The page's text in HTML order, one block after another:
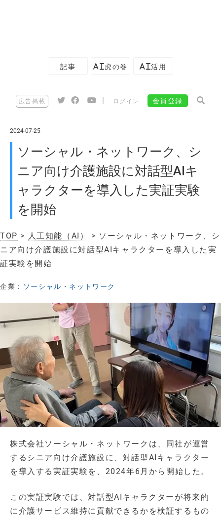
記事 AI虎の巻 AI活用
広告掲載 ログイン 会員登録
2024-07-25
ソーシャル・ネットワーク、シ
ニア向け介護施設に対話型AIキ
ャラクターを導入した実証実験
を開始
TOP > 人工知能（AI）
> ソーシャル・ネットワーク、シ
ニア向け介護施設に対話型AIキャラクターを導入した実
証実験を開始
企業： ソーシャル・ネットワーク
株式会社ソーシャル・ネットワークは、同社が運営
するシニア向け介護施設に、対話型AIキャラクター
を導入する実証実験を、2024年6月から開始した。
この実証実験では、対話型AIキャラクターが将来的
に介護サービス維持に貢献できるかを検証するもの